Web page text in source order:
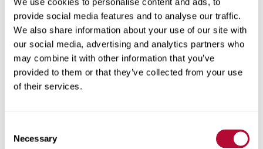
provide social media features and to analyse our traffic.
We also share information about your use of our site with
our social media, advertising and analytics partners who
may combine it with other information that you’ve
provided to them or that they’ve collected from your use
of their services.
Selection
Necessary
المدينة